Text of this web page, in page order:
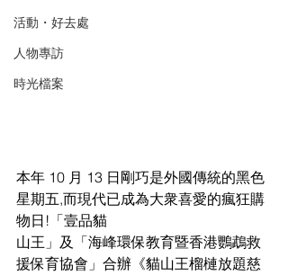
活動・好去處
人物專訪
時光檔案
本年 10 月 13 日剛巧是外國傳統的黑色
星期五,而現代已成為大衆喜愛的瘋狂購
物日!「壹品貓
山王」及「海峰環保教育暨香港鸚鵡救
援保育協會」合辦《貓山王榴槤放題慈